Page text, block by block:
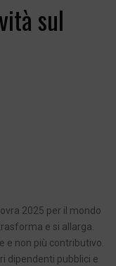
sul
2025 per il mondo
e si allarga.
e non più contributivo.
dipendenti pubblici e